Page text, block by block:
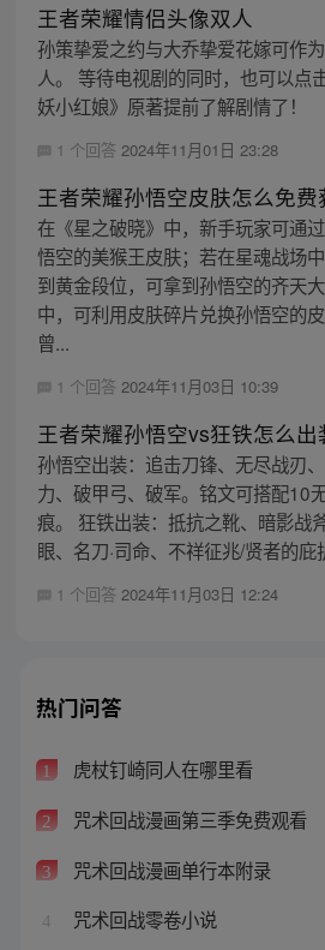
王者荣耀情侣头像双人
孙策挚爱之约与大乔挚爱花嫁可作
人。 等待电视剧的同时，也可以点
妖小红娘》原著提前了解剧情了！
1 个回答 2024年11月01日 23:28
王者荣耀孙悟空皮肤怎么免费
在《星之破晓》中，新手玩家可通
悟空的美猴王皮肤；若在星魂战场
到黄金段位，可拿到孙悟空的齐天
中，可利用皮肤碎片兑换孙悟空的
曾...
1 个回答 2024年11月03日 10:39
王者荣耀孙悟空vs狂铁怎么出
孙悟空出装：追击刀锋、无尽战刃
力、破甲弓、破军。铭文可搭配10
痕。 狂铁出装：抵抗之靴、暗影战
眼、名刀·司命、不祥征兆/贤者的庇
1 个回答 2024年11月03日 12:24
热门问答
1 虎杖钉崎同人在哪里看
2 咒术回战漫画第三季免费观看
3 咒术回战漫画单行本附录
4 咒术回战零卷小说